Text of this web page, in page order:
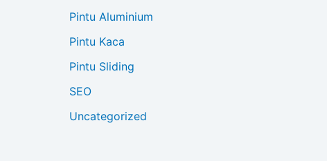
Pintu Aluminium
Pintu Kaca
Pintu Sliding
SEO
Uncategorized